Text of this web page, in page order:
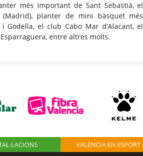
més important de Sant Sebastià, el
(Madrid), planter de mini bàsquet més
el club Cabo Mar d’Alacant, el
entre altres molts.
VALÈNCIA EN ESPORT